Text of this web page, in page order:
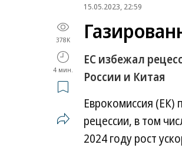
15.05.2023, 22:59
378K
4 мин.
ЕС избежал
России и Китая
Еврокомиссия
рецессии, в том
2024 году рост